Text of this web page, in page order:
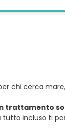
per chi cerca
trattamento
tutto incluso ti